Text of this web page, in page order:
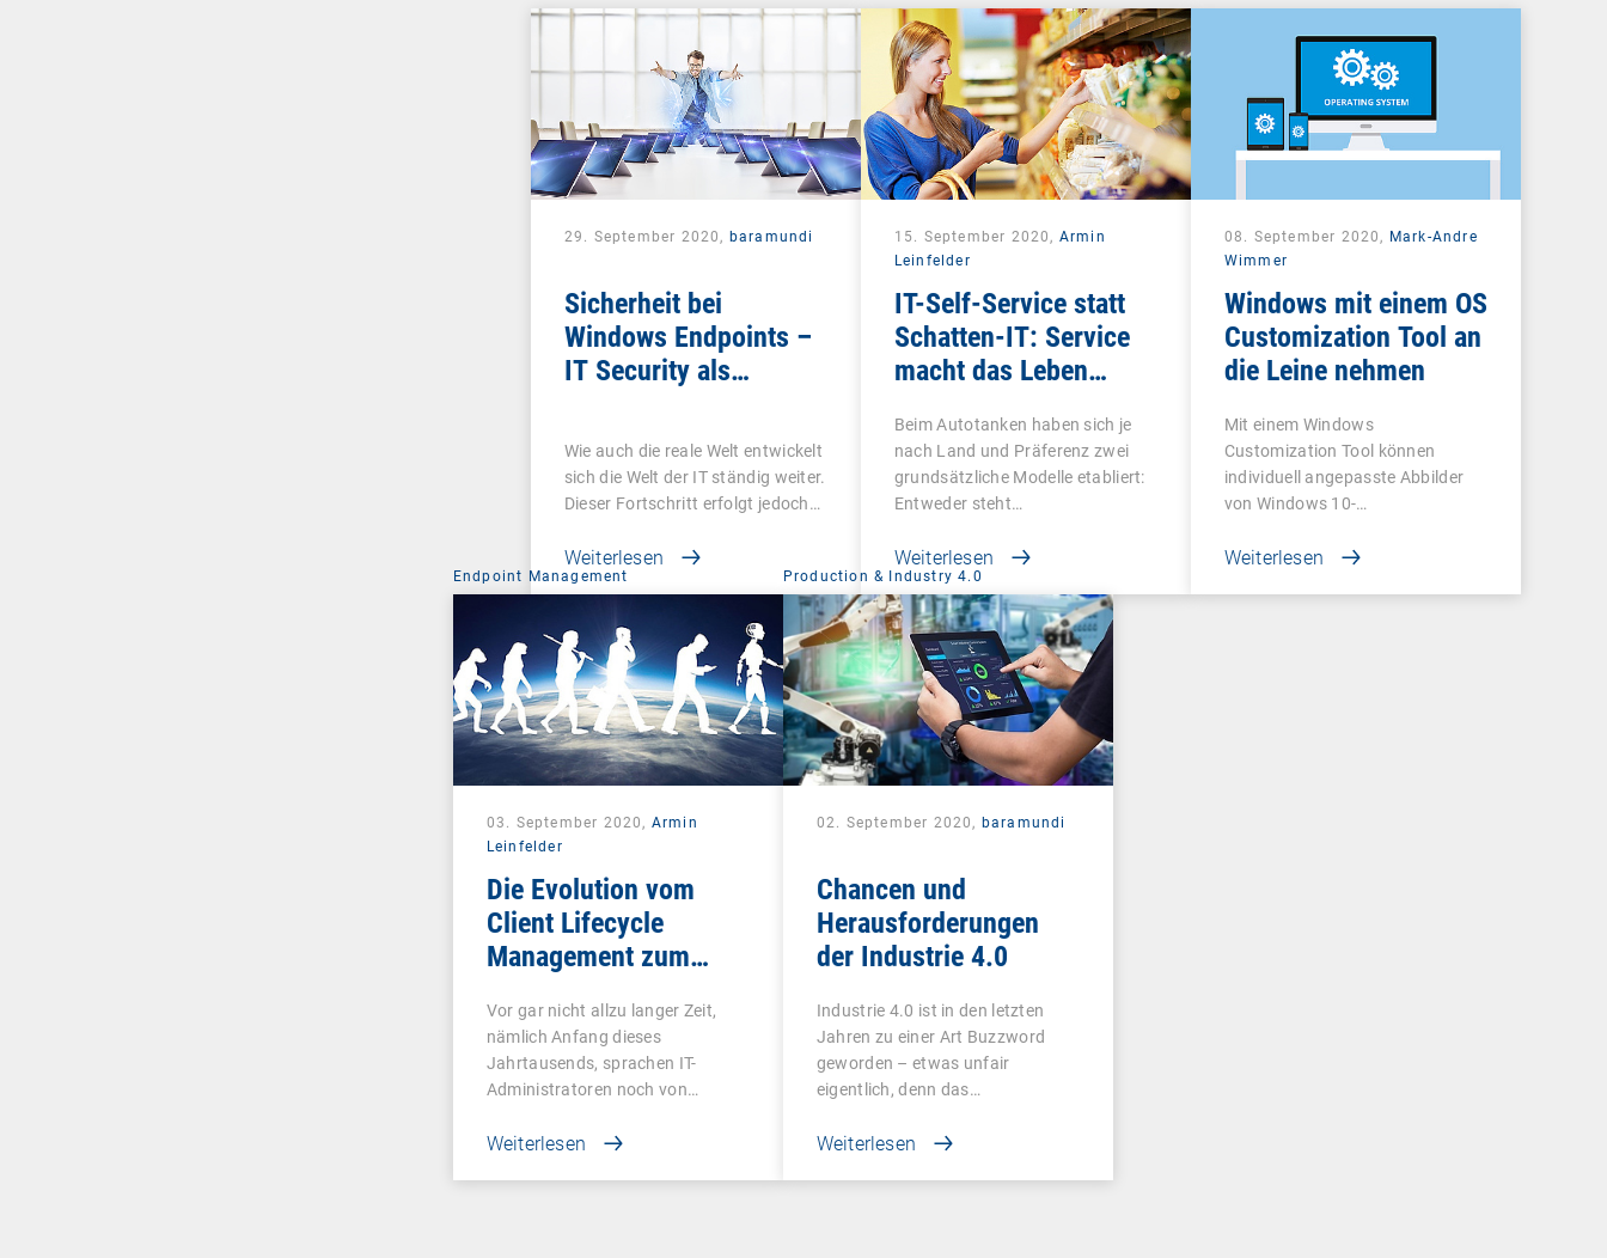
29. September 2020, baramundi
Sicherheit bei
Windows Endpoints –
IT Security als
Konzept
Wie auch die reale Welt entwickelt
sich die Welt der IT ständig weiter.
Dieser Fortschritt erfolgt jedoch…
Weiterlesen
15. September 2020, Armin
Leinfelder
IT-Self-Service statt
Schatten-IT: Service
macht das Leben
Beim Autotanken haben sich je
nach Land und Präferenz zwei
grundsätzliche Modelle etabliert:
Entweder steht…
Weiterlesen
08. September 2020, Mark-Andre
Wimmer
Windows mit einem OS
Customization Tool an
die Leine nehmen
Mit einem Windows
Customization Tool können
individuell angepasste Abbilder
von Windows 10-
Weiterlesen
Endpoint Management
03. September 2020, Armin
Leinfelder
Die Evolution vom
Client Lifecycle
Management zum
Management
Vor gar nicht allzu langer Zeit,
nämlich Anfang dieses
Jahrtausends, sprachen IT-
Administratoren noch von…
Weiterlesen
Production & Industry 4.0
02. September 2020, baramundi
Chancen und
Herausforderungen
der Industrie 4.0
Industrie 4.0 ist in den letzten
Jahren zu einer Art Buzzword
geworden – etwas unfair
eigentlich, denn das…
Weiterlesen